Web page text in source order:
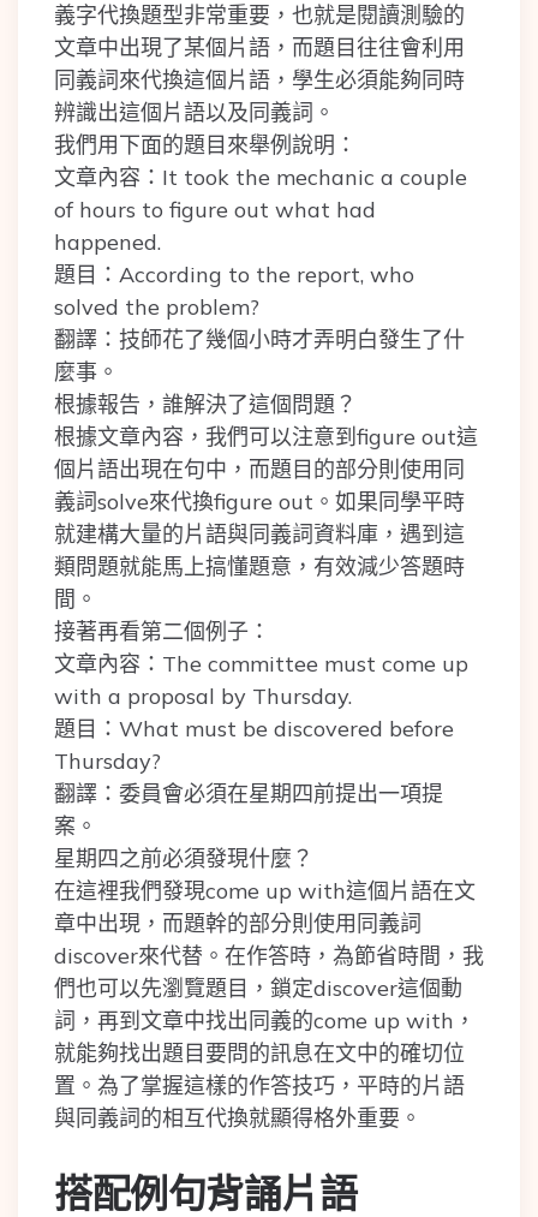
義字代換題型非常重要，也就是閱讀測驗的
文章中出現了某個片語，而題目往往會利用
同義詞來代換這個片語，學生必須能夠同時
辨識出這個片語以及同義詞。
我們用下面的題目來舉例說明：
文章內容：It took the mechanic a couple
of hours to figure out what had
happened.
題目：According to the report, who
solved the problem?
翻譯：技師花了幾個小時才弄明白發生了什
麼事。
根據報告，誰解決了這個問題？
根據文章內容，我們可以注意到figure out這
個片語出現在句中，而題目的部分則使用同
義詞solve來代換figure out。如果同學平時
就建構大量的片語與同義詞資料庫，遇到這
類問題就能馬上搞懂題意，有效減少答題時
間。
接著再看第二個例子：
文章內容：The committee must come up
with a proposal by Thursday.
題目：What must be discovered before
Thursday?
翻譯：委員會必須在星期四前提出一項提
案。
星期四之前必須發現什麼？
在這裡我們發現come up with這個片語在文
章中出現，而題幹的部分則使用同義詞
discover來代替。在作答時，為節省時間，我
們也可以先瀏覽題目，鎖定discover這個動
詞，再到文章中找出同義的come up with，
就能夠找出題目要問的訊息在文中的確切位
置。為了掌握這樣的作答技巧，平時的片語
與同義詞的相互代換就顯得格外重要。
搭配例句背誦片語